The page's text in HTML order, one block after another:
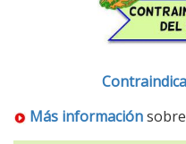
Más informaciónsobre